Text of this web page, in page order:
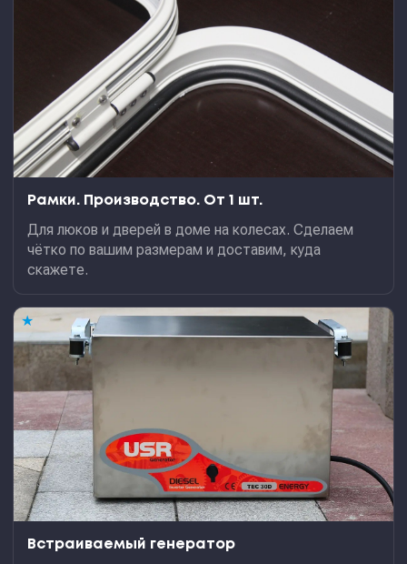
Рамки. Производство. От 1 шт.
Для люков и дверей в доме на колесах. Сделаем
чётко по вашим размерам и доставим, куда
скажете.
★
Встраиваемый генератор